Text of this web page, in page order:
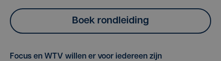
Boek rondleiding
Focus en WTV willen er voor iedereen zijn